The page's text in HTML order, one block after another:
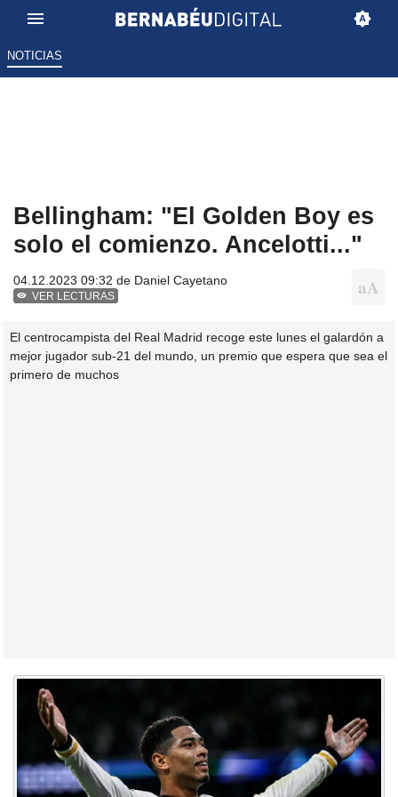
NOTICIAS
Bellingham: "El Golden Boy es
solo el comienzo. Ancelotti..."
04.12.2023 09:32 de Daniel Cayetano
VER LECTURAS
El centrocampista del Real Madrid recoge este lunes el galardón a
mejor jugador sub-21 del mundo, un premio que espera que sea el
primero de muchos